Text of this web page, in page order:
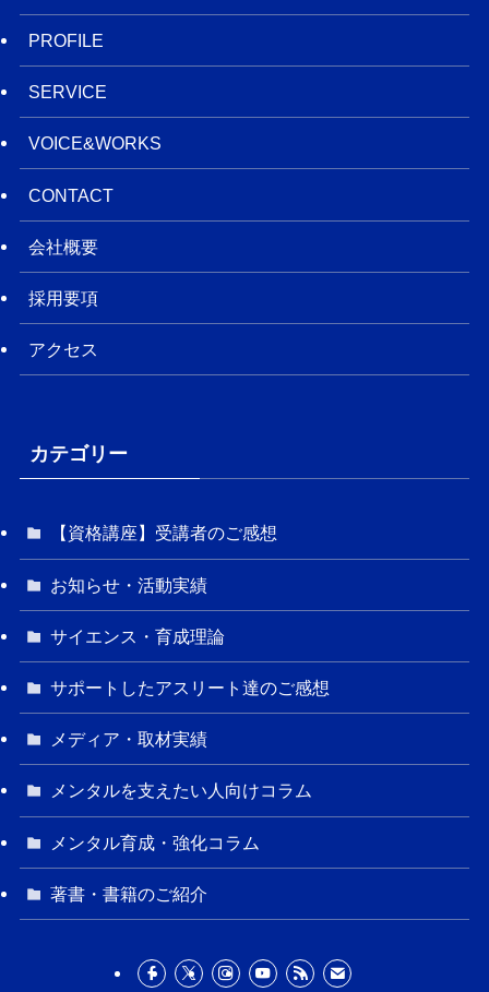
PROFILE
SERVICE
VOICE&WORKS
CONTACT
会社概要
採用要項
アクセス
カテゴリー
【資格講座】受講者のご感想
お知らせ・活動実績
サイエンス・育成理論
サポートしたアスリート達のご感想
メディア・取材実績
メンタルを支えたい人向けコラム
メンタル育成・強化コラム
著書・書籍のご紹介